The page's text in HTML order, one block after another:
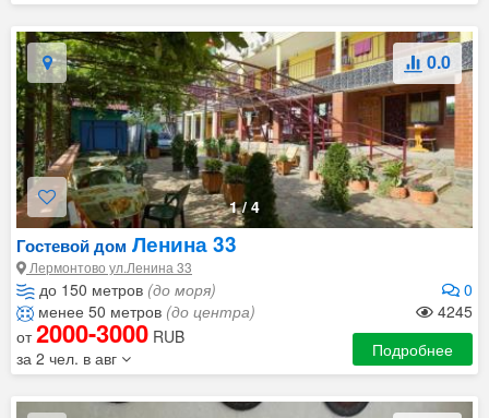
1/4
0.0
Гостевой дом Ленина 33
Лермонтово ул.Ленина 33
до 150 метров (до моря)
0
менее 50 метров (до центра)
4245
от2000-3000 RUB
за 2 чел. в авг
Подробнее